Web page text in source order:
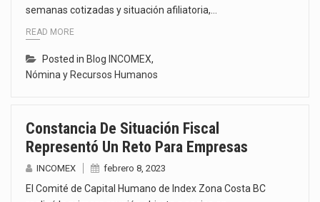
semanas cotizadas y situación afiliatoria,…
READ MORE
Posted in Blog INCOMEX,
Nómina y Recursos Humanos
Constancia De Situación Fiscal
Representó Un Reto Para Empresas
INCOMEX febrero 8, 2023
El Comité de Capital Humano de Index Zona Costa BC